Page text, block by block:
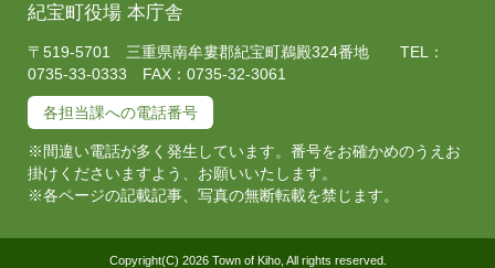
紀宝町役場 本庁舎
〒519-5701 三重県南牟婁郡紀宝町鵜殿324番地 TEL：
0735-33-0333 FAX：0735-32-3061
各担当課への電話番号
※間違い電話が多く発生しています。番号をお確かめのうえお
掛けくださいますよう、お願いいたします。
※各ページの記載記事、写真の無断転載を禁じます。
Copyright(C) 2026 Town of Kiho, All rights reserved.